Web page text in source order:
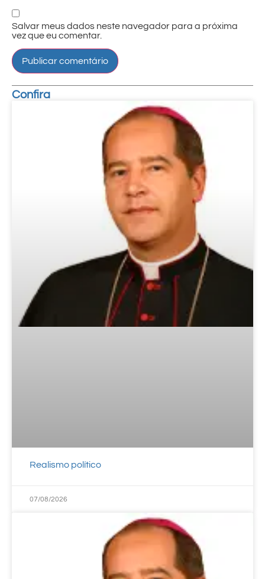
Salvar meus dados neste navegador para a próxima
vez que eu comentar.
Confira
Realismo político
07/08/2026